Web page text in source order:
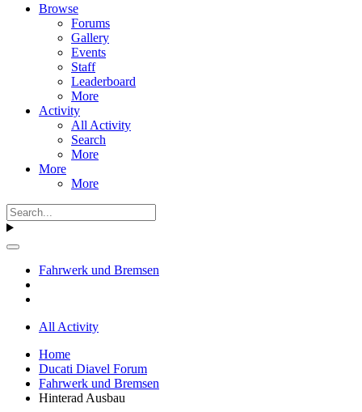
Browse
Forums
Gallery
Events
Staff
Leaderboard
More
Activity
All Activity
Search
More
More
More
Fahrwerk und Bremsen
All Activity
Home
Ducati Diavel Forum
Fahrwerk und Bremsen
Hinterad Ausbau